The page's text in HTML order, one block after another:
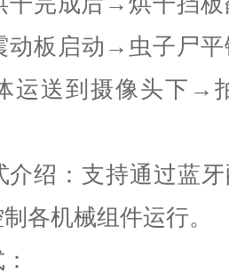
板启动→虫子尸
运送到摄像头下→
介绍：支持通过蓝
各机械组件运行。